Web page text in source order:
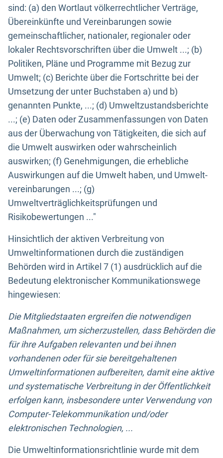
sind: (a) den Wortlaut völkerrechtlicher Verträge,
Übereinkünfte und Vereinbarungen sowie
gemeinschaftlicher, nationaler, regionaler oder
lokaler Rechtsvorschriften über die Umwelt ...; (b)
Politiken, Pläne und Programme mit Bezug zur
Umwelt; (c) Berichte über die Fortschritte bei der
Umsetzung der unter Buchstaben a) und b)
genannten Punkte, ...; (d) Umweltzustandsberichte
...; (e) Daten oder Zusammenfassungen von Daten
aus der Überwachung von Tätigkeiten, die sich auf
die Umwelt auswirken oder wahrscheinlich
auswirken; (f) Genehmigungen, die erhebliche
Auswirkungen auf die Umwelt haben, und Umwelt-
vereinbarungen ...; (g)
Umweltverträglichkeitsprüfungen und
Risikobewertungen ..."
Hinsichtlich der aktiven Verbreitung von
Umweltinformationen durch die zuständigen
Behörden wird in Artikel 7 (1) ausdrücklich auf die
Bedeutung elektronischer Kommunikationswege
hingewiesen:
Die Mitgliedstaaten ergreifen die notwendigen
Maßnahmen, um sicherzustellen, dass Behörden die
für ihre Aufgaben relevanten und bei ihnen
vorhandenen oder für sie bereitgehaltenen
Umweltinformationen aufbereiten, damit eine aktive
und systematische Verbreitung in der Öffentlichkeit
erfolgen kann, insbesondere unter Verwendung von
Computer-Telekommunikation und/oder
elektronischen Technologien, ...
Die Umweltinformationsrichtlinie wurde mit dem